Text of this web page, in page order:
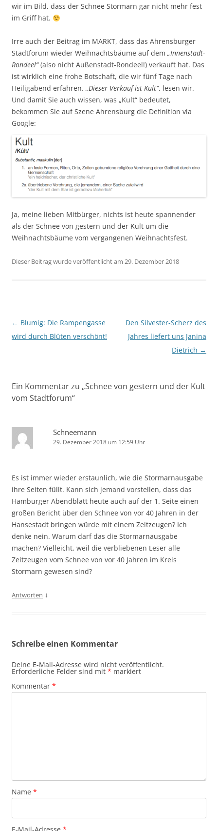
wir im Bild, dass der Schnee Stormarn gar nicht mehr fest
im Griff hat.
Irre auch der Beitrag im MARKT, dass das Ahrensburger
Stadtforum wieder Weihnachtsbäume auf dem „Innenstadt-
Rondeel“(also nicht Außenstadt-Rondeel!) verkauft hat. Das
ist wirklich eine frohe Botschaft, die wir fünf Tage nach
Heiligabend erfahren. „Dieser Verkauf ist Kult“, lesen wir.
Und damit Sie auch wissen, was „Kult“ bedeutet,
bekommen Sie auf Szene Ahrensburg die Definition via
Google:
Ja, meine lieben Mitbürger, nichts ist heute spannender
als der Schnee von gestern und der Kult um die
Weihnachtsbäume vom vergangenen Weihnachtsfest.
Dieser Beitrag wurde veröffentlicht am 29. Dezember 2018
Beitragsnavigation
← Blumig: Die Rampengasse
wird durch Blüten verschönt!
Den Silvester-Scherz des
Jahres liefert uns Janina
Dietrich →
Ein Kommentar zu „Schnee von gestern und der Kult
vom Stadtforum“
Schneemann
29. Dezember 2018 um 12:59 Uhr
Es ist immer wieder erstaunlich, wie die Stormarnausgabe
ihre Seiten füllt. Kann sich jemand vorstellen, dass das
Hamburger Abendblatt heute auch auf der 1. Seite einen
großen Bericht über den Schnee von vor 40 Jahren in der
Hansestadt bringen würde mit einem Zeitzeugen? Ich
denke nein. Warum darf das die Stormarnausgabe
machen? Vielleicht, weil die verbliebenen Leser alle
Zeitzeugen vom Schnee von vor 40 Jahren im Kreis
Stormarn gewesen sind?
Antworten ↓
Schreibe einen Kommentar
Deine E-Mail-Adresse wird nicht veröffentlicht.
Erforderliche Felder sind mit * markiert
Kommentar *
Name *